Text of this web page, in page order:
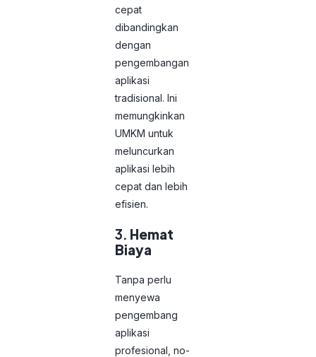
cepat
dibandingkan
dengan
pengembangan
aplikasi
tradisional. Ini
memungkinkan
UMKM untuk
meluncurkan
aplikasi lebih
cepat dan lebih
efisien.
3. Hemat
Biaya
Tanpa perlu
menyewa
pengembang
aplikasi
profesional, no-